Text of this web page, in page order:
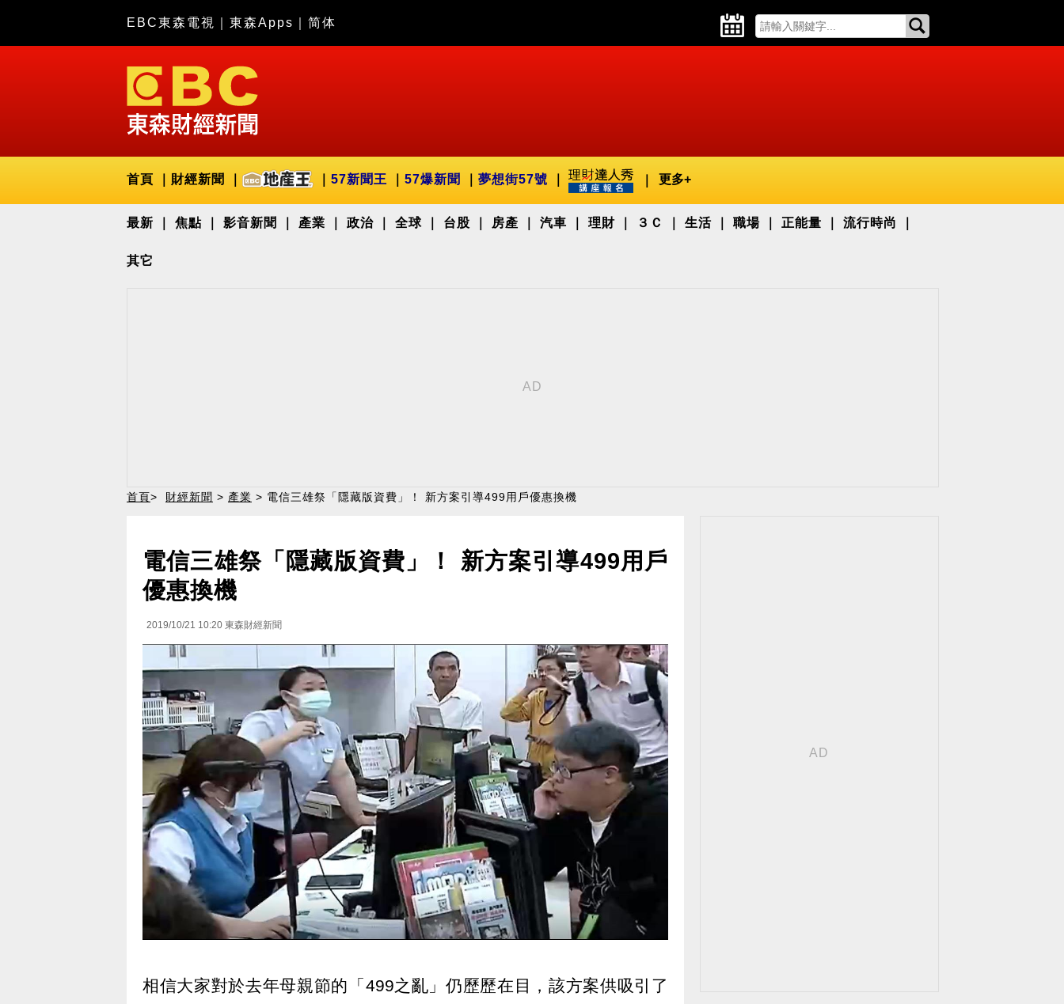
EBC東森電視 東森Apps 简体
首頁 財經新聞 57新聞王 57爆新聞 夢想街57號 更多+
最新 焦點 影音新聞 產業 政治 全球 台股 房產 汽車 理財 ３Ｃ 生活 職場 正能量 流行時尚
其它
首頁> 財經新聞 > 產業 > 電信三雄祭「隱藏版資費」！ 新方案引導499用戶優惠換機
電信三雄祭「隱藏版資費」！ 新方案引導499用戶
優惠換機
2019/10/21 10:20 東森財經新聞
相信大家對於去年母親節的「499之亂」仍歷歷在目，該方案供吸引了